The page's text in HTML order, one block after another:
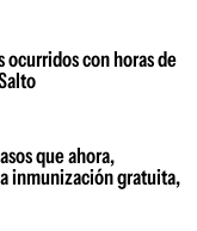
con horas de
que ahora,
inmunización gratuita,